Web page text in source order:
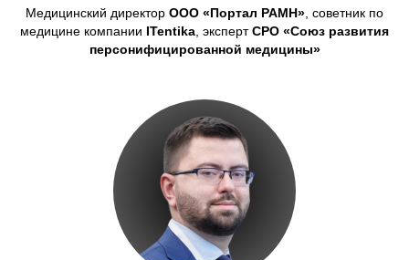
Медицинский директор ООО «Портал РАМН» , советник по
медицине компании ITentika , экспертСРО «Союз развития
персонифицированной медицины»